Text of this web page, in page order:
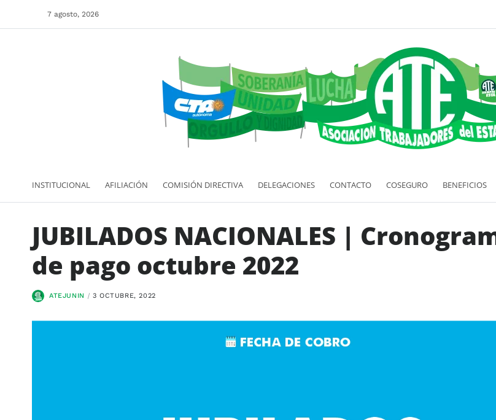
7 agosto, 2026
INSTITUCIONAL AFILIACIÓN COMISIÓN DIRECTIVA DELEGACIONES CONTACTO COSEGURO BENEFICIOS
JUBILADOS NACIONALES |
de pago octubre 2022
ATEJUNIN 3 OCTUBRE, 2022